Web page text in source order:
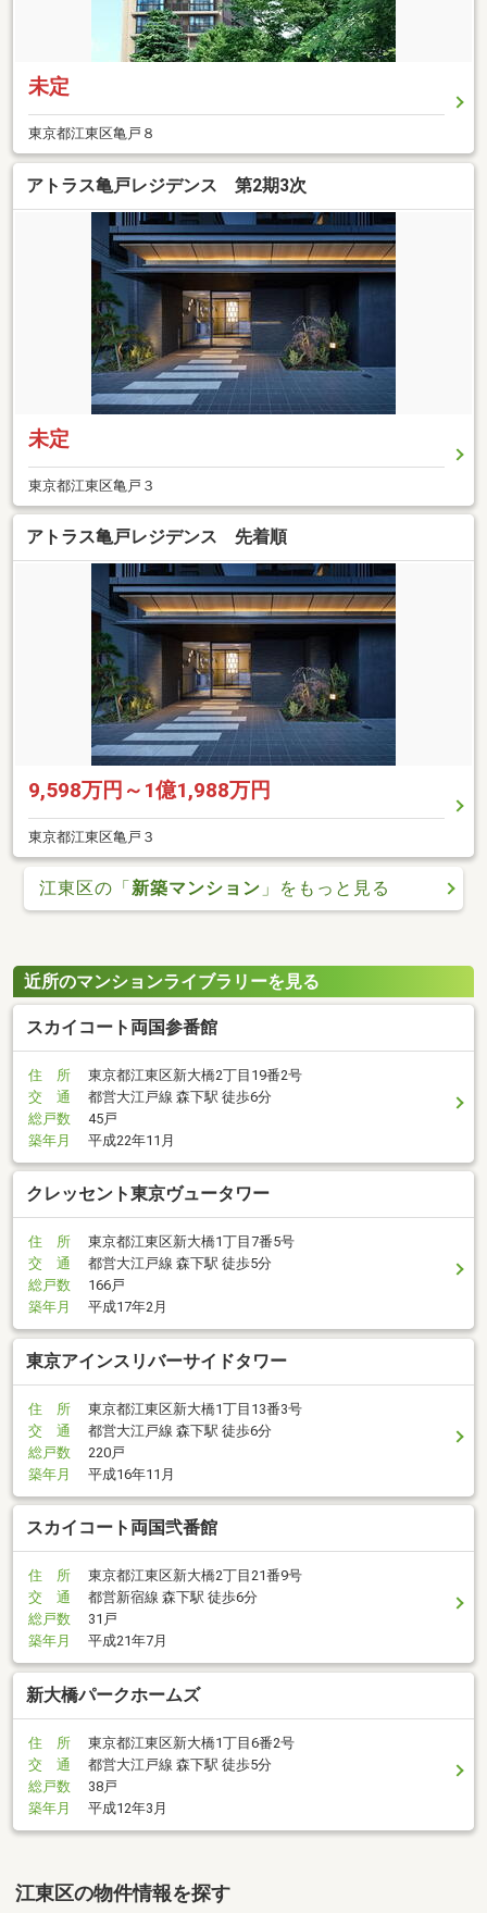
未定
東京都江東区亀戸８
アトラス亀戸レジデンス 第2期3次
未定
東京都江東区亀戸３
アトラス亀戸レジデンス 先着順
9,598万円～1億1,988万円
東京都江東区亀戸３
江東区の「新築マンション 」をもっと見る
近所のマンションライブラリーを見る
スカイコート両国参番館
住 所
東京都江東区新大橋2丁目19番2号
交 通
都営大江戸線 森下駅 徒歩6分
総戸数
45戸
築年月
平成22年11月
クレッセント東京ヴュータワー
住 所
東京都江東区新大橋1丁目7番5号
交 通
都営大江戸線 森下駅 徒歩5分
総戸数
166戸
築年月
平成17年2月
東京アインスリバーサイドタワー
住 所
東京都江東区新大橋1丁目13番3号
交 通
都営大江戸線 森下駅 徒歩6分
総戸数
220戸
築年月
平成16年11月
スカイコート両国弐番館
住 所
東京都江東区新大橋2丁目21番9号
交 通
都営新宿線 森下駅 徒歩6分
総戸数
31戸
築年月
平成21年7月
新大橋パークホームズ
住 所
東京都江東区新大橋1丁目6番2号
交 通
都営大江戸線 森下駅 徒歩5分
総戸数
38戸
築年月
平成12年3月
江東区の物件情報を探す